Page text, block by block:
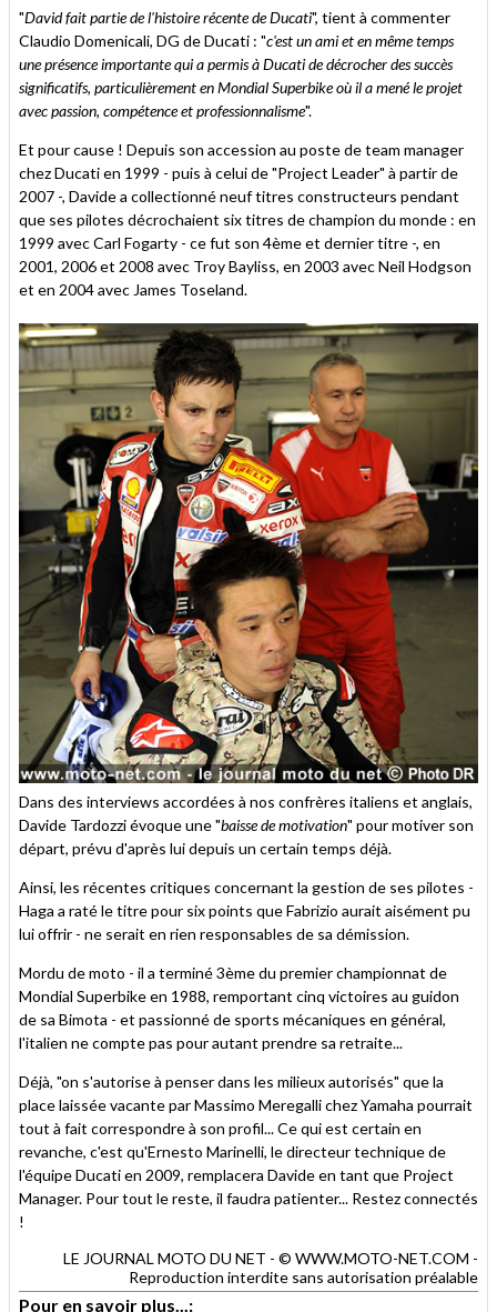
"David fait partie de l'histoire récente de Ducati", tient à commenter
Claudio Domenicali, DG de Ducati : "c'est un ami et en même temps
une présence importante qui a permis à Ducati de décrocher des succès
significatifs, particulièrement en Mondial Superbike où il a mené le projet
avec passion, compétence et professionnalisme".
Et pour cause ! Depuis son accession au poste de team manager
chez Ducati en 1999 - puis à celui de "Project Leader" à partir de
2007 -, Davide a collectionné neuf titres constructeurs pendant
que ses pilotes décrochaient six titres de champion du monde : en
1999 avec Carl Fogarty - ce fut son 4ème et dernier titre -, en
2001, 2006 et 2008 avec Troy Bayliss, en 2003 avec Neil Hodgson
et en 2004 avec James Toseland.
Dans des interviews accordées à nos confrères italiens et anglais,
Davide Tardozzi évoque une "baisse de motivation" pour motiver son
départ, prévu d'après lui depuis un certain temps déjà.
Ainsi, les récentes critiques concernant la gestion de ses pilotes -
Haga a raté le titre pour six points que Fabrizio aurait aisément pu
lui offrir - ne serait en rien responsables de sa démission.
Mordu de moto - il a terminé 3ème du premier championnat de
Mondial Superbike en 1988, remportant cinq victoires au guidon
de sa Bimota - et passionné de sports mécaniques en général,
l'italien ne compte pas pour autant prendre sa retraite...
Déjà, "on s'autorise à penser dans les milieux autorisés" que la
place laissée vacante par Massimo Meregalli chez Yamaha pourrait
tout à fait correspondre à son profil... Ce qui est certain en
revanche, c'est qu'Ernesto Marinelli, le directeur technique de
l'équipe Ducati en 2009, remplacera Davide en tant que Project
Manager. Pour tout le reste, il faudra patienter... Restez connectés
!
LE JOURNAL MOTO DU NET - © WWW.MOTO-NET.COM -
Reproduction interdite sans autorisation préalable
Pour en savoir plus...: